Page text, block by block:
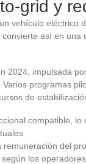
grid y
vehículo eléctrico
así en una
2024, impulsada
programas
de
compatible,
del
los